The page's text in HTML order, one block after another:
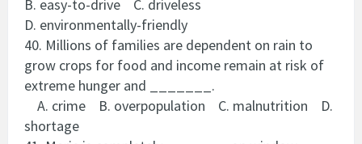
B. easy-to-drive C. driveless
D. environmentally-friendly
40. Millions of families are dependent on rain to
grow crops for food and income remain at risk of
extreme hunger and _______.
A. crime B. overpopulation C. malnutrition D.
shortage